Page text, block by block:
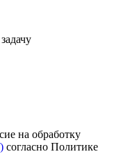
на обработку
согласно Политике